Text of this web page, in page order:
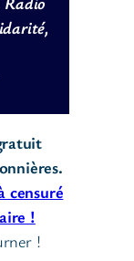
censuré
!
!